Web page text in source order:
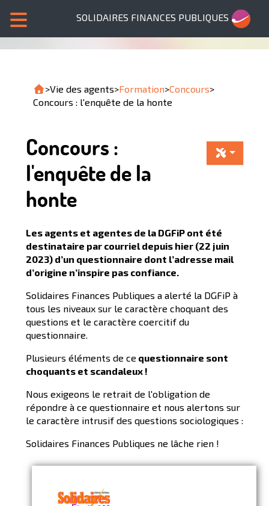
SOLIDAIRES FINANCES PUBLIQUES
>Vie des agents>Formation>Concours>
Concours : l'enquête de la honte
Concours :
l'enquête de la
honte
Les agents et agentes de la DGFiP ont été
destinataire par courriel depuis hier (22 juin
2023) d’un questionnaire dont l’adresse mail
d’origine n’inspire pas confiance.
Solidaires Finances Publiques a alerté la DGFiP à
tous les niveaux sur le caractère choquant des
questions et le caractère coercitif du
questionnaire.
Plusieurs éléments de ce questionnaire sont
choquants et scandaleux !
Nous exigeons le retrait de l'obligation de
répondre à ce questionnaire et nous alertons sur
le caractère intrusif des questions sociologiques :
Solidaires Finances Publiques ne lâche rien !